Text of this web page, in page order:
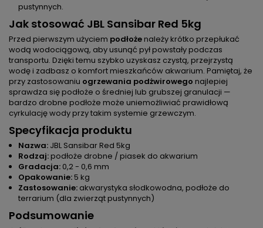
pustynnych.
Jak stosować JBL Sansibar Red 5kg
Przed pierwszym użyciem podłożenależy krótko przepłukać
wodą wodociągową, aby usunąć pył powstały podczas
transportu. Dzięki temu szybko uzyskasz czystą, przejrzystą
wodę i zadbasz o komfort mieszkańców akwarium. Pamiętaj, że
przy zastosowaniu ogrzewania podżwirowego najlepiej
sprawdza się podłoże o średniej lub grubszej granulacji —
bardzo drobne podłoże może uniemożliwiać prawidłową
cyrkulację wody przy takim systemie grzewczym.
Specyfikacja produktu
Nazwa: JBL Sansibar Red 5kg
Rodzaj:podłoże drobne / piasek do akwarium
Gradacja: 0,2 - 0,6 mm
Opakowanie:5 kg
Zastosowanie: akwarystyka słodkowodna, podłoże do
terrarium (dla zwierząt pustynnych)
Podsumowanie